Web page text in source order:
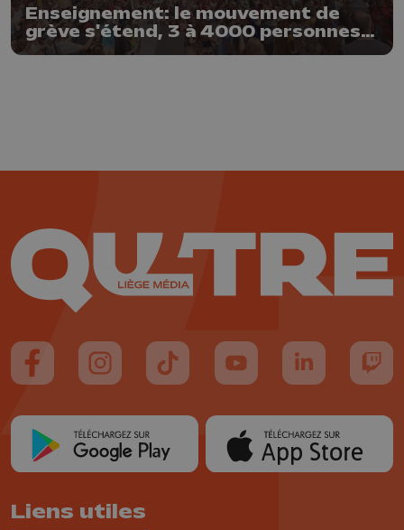
Enseignement: le mouvement de
grève s'étend, 3 à 4000 personnes
rassemblées ce matin à Liège
Suivez-nous sur FaceBook
Suivez-nous sur Instagram
Suivez-nous sur TikTok
Suivez-nous sur YouTube
Suivez-nous
Liens utiles